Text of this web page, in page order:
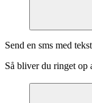
Send en sms med
Så bliver du ringet op